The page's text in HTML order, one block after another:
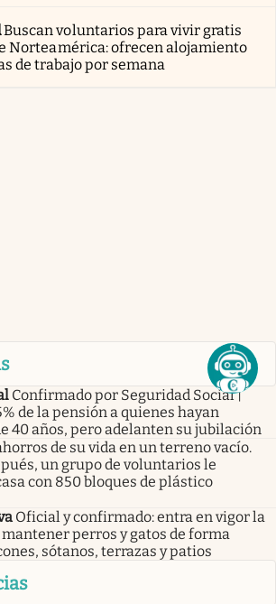
Buscan voluntarios para vivir gratis
Norteamérica: ofrecen alojamiento
de trabajo por semana
Confirmado por Seguridad Social |
de la pensión a quienes hayan
40 años, pero adelanten su jubilación
de su vida en un terreno vacío.
un grupo de voluntarios le
con 850 bloques de plástico
Oficial y confirmado: entra en vigor la
perros y gatos de forma
sótanos, terrazas y patios